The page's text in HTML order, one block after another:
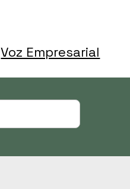
Voz Empresarial